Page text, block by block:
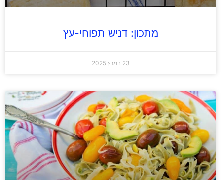
מתכון: דניש תפוחי-עץ
23 במרץ 2025